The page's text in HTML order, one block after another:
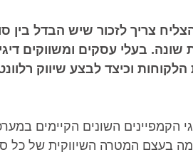
צריך לזכור שיש הבדל בין
שונה. בעלי עסקים ומשווקים
וכיצד לבצע שיווק
הקמפיינים השונים הקיימים
בעצם המטרה השיווקית של כל